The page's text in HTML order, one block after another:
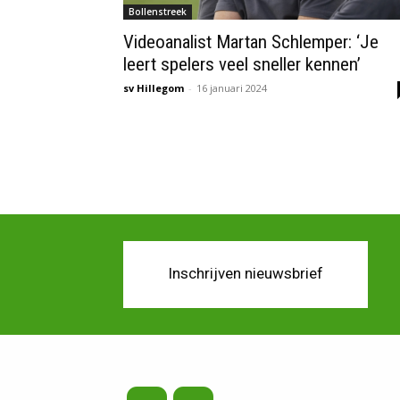
Bollenstreek
Videoanalist Martan Schlemper: ‘Je
leert spelers veel sneller kennen’
sv Hillegom - 16 januari 2024
Inschrijven nieuwsbrief